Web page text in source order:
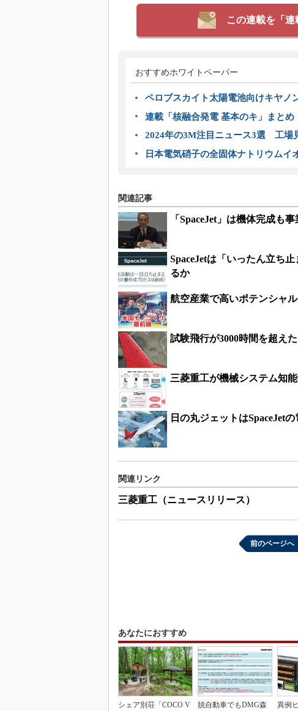
この連載を「
おすすめホワイトペーパー
ペロブスカイト太陽電池向けキヤノ
連載「核融合発電 基本のキ」まとめ
2024年の3M注目ニュース3選 工場
日本電気硝子の全固体ナトリウムイ
関連記事
「SpaceJet」は機体完成も
SpaceJetは「いったん立ち
るか
航空産業で高いポテンシャ
試験飛行が3000時間を超え
三菱重工が機械システム知
日の丸ジェットはSpaceJet
関連リンク
三菱重工（ニュースリリース）
前のページへ
あなたにおすすめ
シェア別荘「COCO V
脱自動車でもDMG森
異例